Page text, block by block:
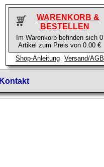
WARENKORB &
BESTELLEN
Im Warenkorb befinden sich 0
Artikel zum Preis von 0.00 €
Shop-Anleitung
Versand/AGB
Kontakt